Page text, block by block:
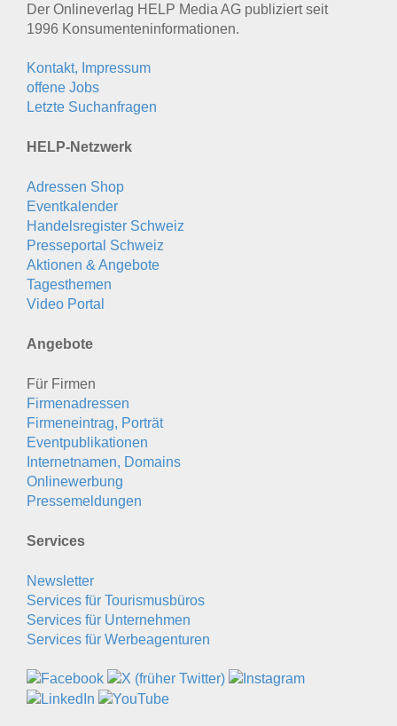
Der Onlineverlag HELP Media AG publiziert seit
1996 Konsumenten­informationen.
Kontakt, Impressum
offene Jobs
Letzte Suchanfragen
HELP-Netzwerk
Adressen Shop
Eventkalender
Handelsregister Schweiz
Presseportal Schweiz
Aktionen & Angebote
Tagesthemen
Video Portal
Angebote
Für Firmen
Firmenadressen
Firmeneintrag, Porträt
Eventpublikationen
Internetnamen, Domains
Onlinewerbung
Pressemeldungen
Services
Newsletter
Services für Tourismusbüros
Services für Unternehmen
Services für Werbeagenturen